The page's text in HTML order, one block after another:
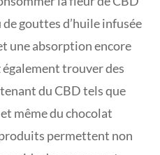
gouttes d’huile infusée
une absorption encore
également trouver des
du CBD tels que
même du chocolat
permettent non